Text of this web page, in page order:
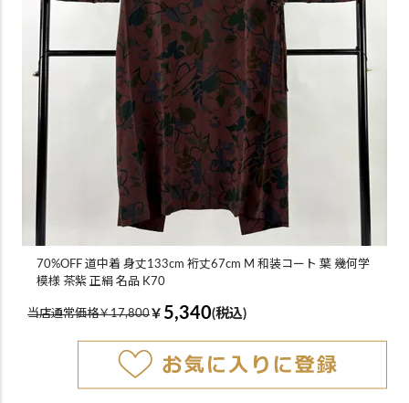
70%OFF 道中着 身丈133cm 裄丈67cm M 和装コート 葉 幾何学
模様 茶紫 正絹 名品 K70
当店通常価格￥17,800￥ 5,340(税込)